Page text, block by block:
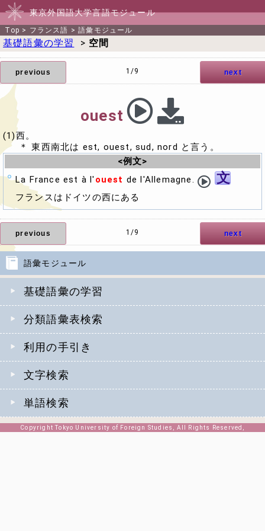
東京外国語大学言語モジュール
Top > フランス語 >語彙モジュール
語彙モジュール
基礎語彙の学習
分類語彙表検索
利用の手引き
文字検索
単語検索
基礎語彙の学習 > 空間
previous next
1/9
ouest
(1)西。
＊ 東西南北は est, ouest, sud, nord と言う。
<例文>
La France est à l'ouest de l'Allemagne. 文
フランスはドイツの西にある
previous next
1/9
Copyright Tokyo University of Foreign Studies, All Rights Reserved,